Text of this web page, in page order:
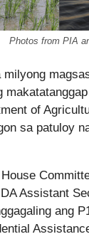
Photos from PIA
milyong
of
sa patuloy
Assistant
ang